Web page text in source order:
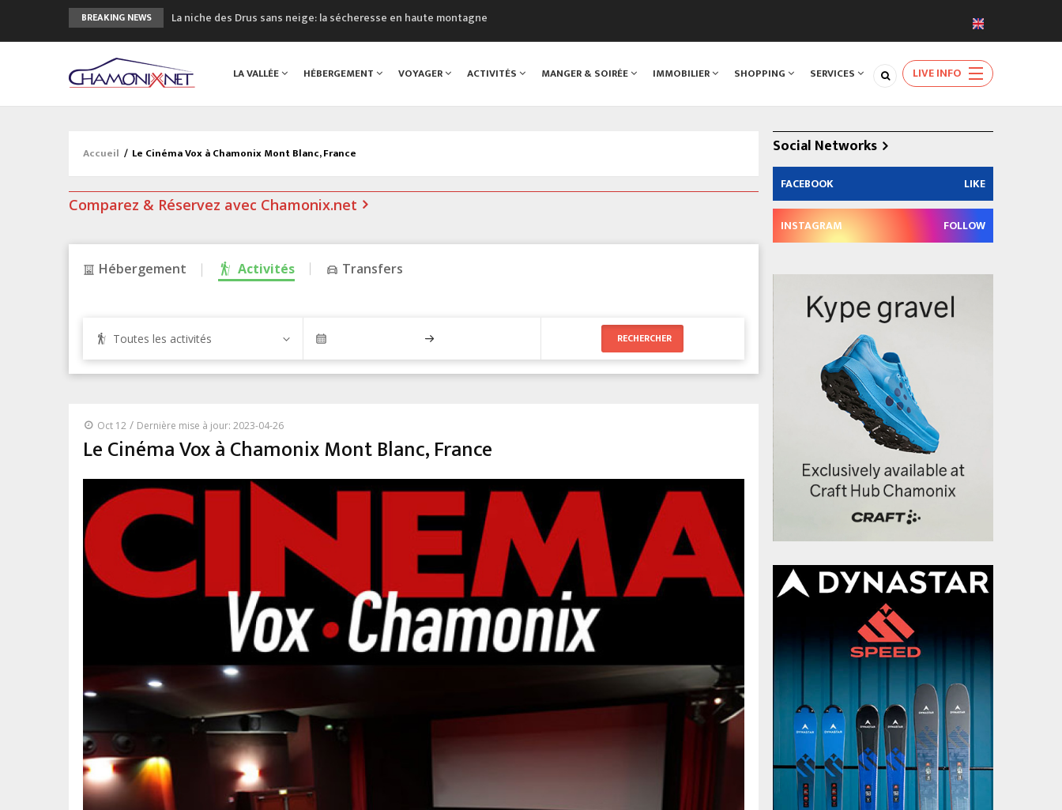
BREAKING NEWS
La niche des Drus sans neige: la sécheresse en haute montagne
Craft ouvre un nouveau magasin de course à pied à Chamonix
3eme Chamonix Vallée Classics Festival
LA VALLÉE HÉBERGEMENT VOYAGER ACTIVITÉS MANGER & SOIRÉE IMMOBILIER SHOPPING SERVICES LIVE INFO
Accueil / Le Cinéma Vox à Chamonix Mont Blanc, France
Comparez & Réservez avec Chamonix.net
Hébergement Activités Transfers
Toutes les activités
Oct 12 / Dernière mise à jour: 2023-04-26
Le Cinéma Vox à Chamonix Mont Blanc, France
Social Networks
FACEBOOK LIKE
INSTAGRAM FOLLOW